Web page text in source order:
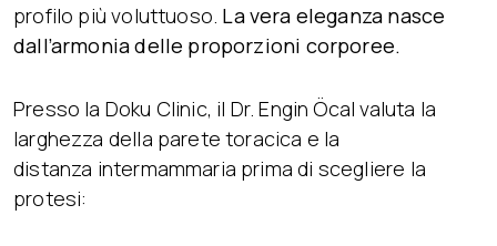
profilo più voluttuoso. La vera eleganza nasce
dall’armonia delle proporzioni corporee.
Presso la Doku Clinic, il Dr. Engin Öcal valuta la
larghezza della parete toracica e la
distanza intermammaria prima di scegliere la
protesi: